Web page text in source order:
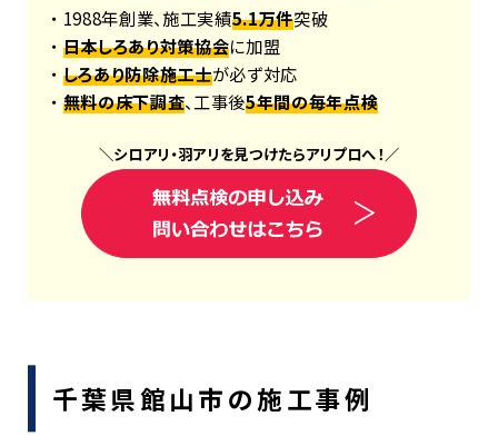
・ 1988年創業、施工実績5.1万件突破
・ 日本しろあり対策協会に加盟
・ しろあり防除施工士が必ず対応
・ 無料の床下調査、工事後5年間の毎年点検
＼シロアリ ・羽アリを見つけたらアリプロへ！／
千葉県館山市の施工事例